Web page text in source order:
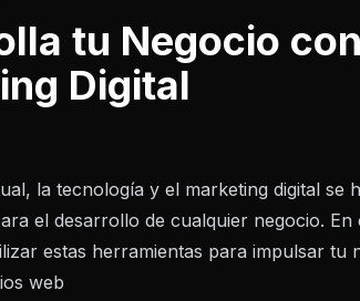
tu Negocio
Digital
la tecnología y el marketing digital se
el desarrollo de cualquier negocio.
estas herramientas para impulsar tu
web